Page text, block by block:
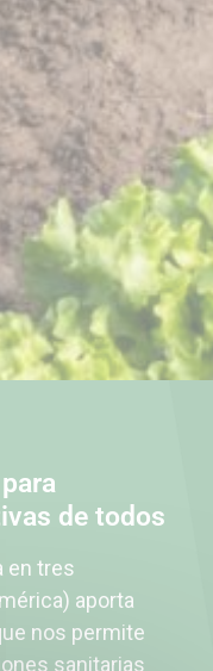
de todos
en tres
aporta
nos permite
sanitarias